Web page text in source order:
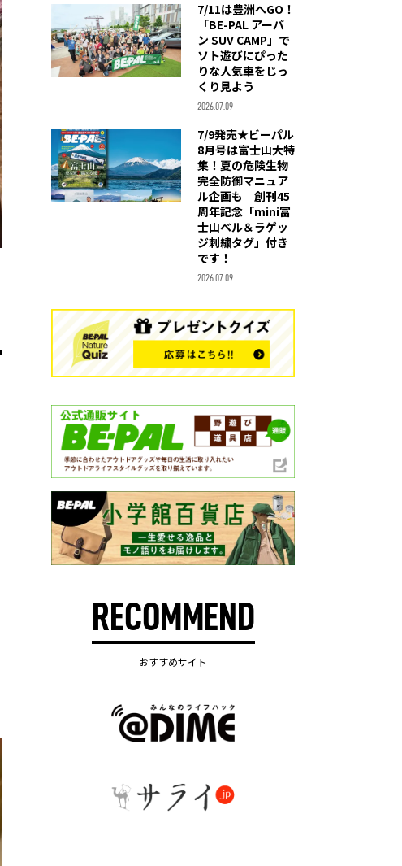
7/11は豊洲へGO！
「BE-PAL アーバ
ン SUV CAMP」で
ソト遊びにぴった
りな人気車をじっ
くり見よう
2026.07.09
7/9発売★ビーパル
8月号は富士山大特
集！夏の危険生物
完全防御マニュア
ル企画も 創刊45
周年記念「mini富
士山ベル＆ラゲッ
ジ刺繍タグ」付き
です！
2026.07.09
RECOMMEND
おすすめサイト